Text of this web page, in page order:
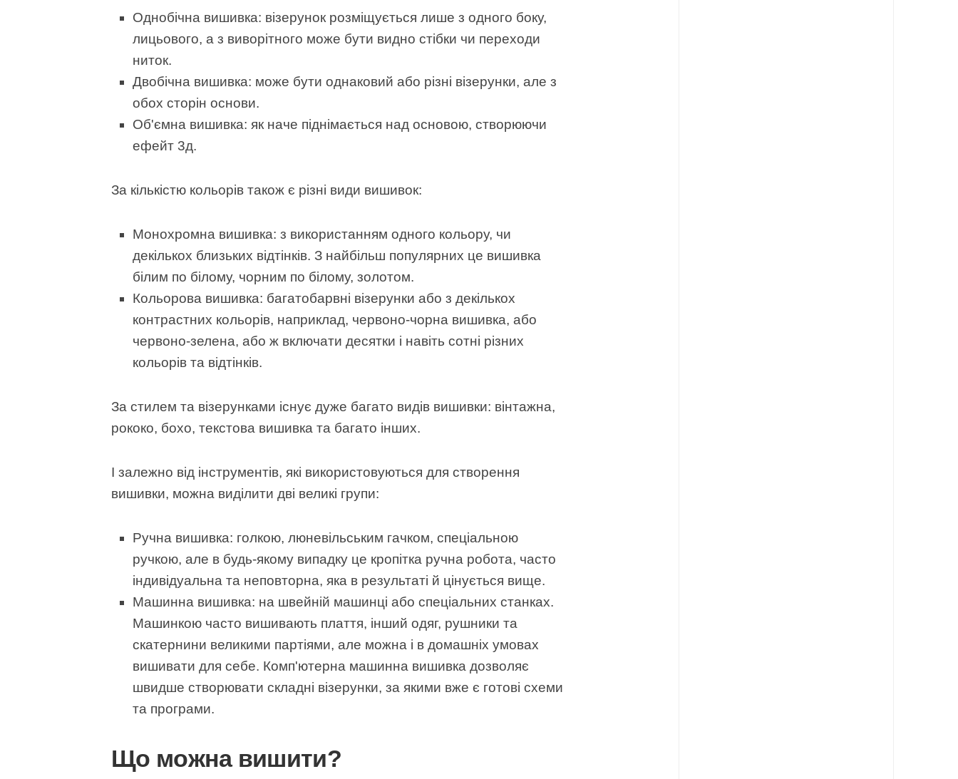
Однобічна вишивка: візерунок розміщується лише з одного боку,
лицьового, а з виворітного може бути видно стібки чи переходи
ниток.
Двобічна вишивка: може бути однаковий або різні візерунки, але з
обох сторін основи.
Об'ємна вишивка: як наче піднімається над основою, створюючи
ефейт 3д.
За кількістю кольорів також є різні види вишивок:
Монохромна вишивка: з використанням одного кольору, чи
декількох близьких відтінків. З найбільш популярних це вишивка
білим по білому, чорним по білому, золотом.
Кольорова вишивка: багатобарвні візерунки або з декількох
контрастних кольорів, наприклад, червоно-чорна вишивка, або
червоно-зелена, або ж включати десятки і навіть сотні різних
кольорів та відтінків.
За стилем та візерунками існує дуже багато видів вишивки: вінтажна,
рококо, бохо, текстова вишивка та багато інших.
І залежно від інструментів, які використовуються для створення
вишивки, можна виділити дві великі групи:
Ручна вишивка: голкою, люневільським гачком, спеціальною
ручкою, але в будь-якому випадку це кропітка ручна робота, часто
індивідуальна та неповторна, яка в результаті й цінується вище.
Машинна вишивка: на швейній машинці або спеціальних станках.
Машинкою часто вишивають плаття, інший одяг, рушники та
скатернини великими партіями, але можна і в домашніх умовах
вишивати для себе. Комп'ютерна машинна вишивка дозволяє
швидше створювати складні візерунки, за якими вже є готові схеми
та програми.
Що можна вишити?